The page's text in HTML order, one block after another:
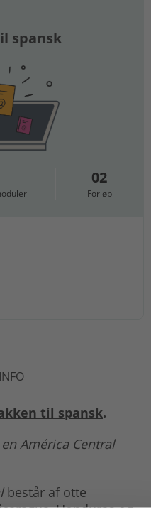
spansk
02
Forløb
til spansk.
en América Central
består af otte